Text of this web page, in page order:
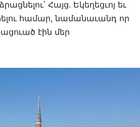
Հայց. Եկեղեցւոյ եւ
համար, նամանաւանդ որ
էին մեր